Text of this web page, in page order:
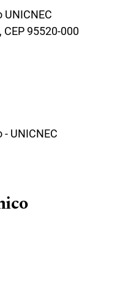
CEP 95520-000
UNICNEC